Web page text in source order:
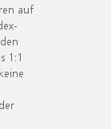
auf
1:1